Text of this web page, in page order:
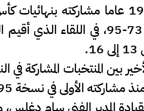
مدار الساعة - أنهى المنتخب الوطني للشباب تحت
2025) بالخسارة أمام منتخب الدومينيكان